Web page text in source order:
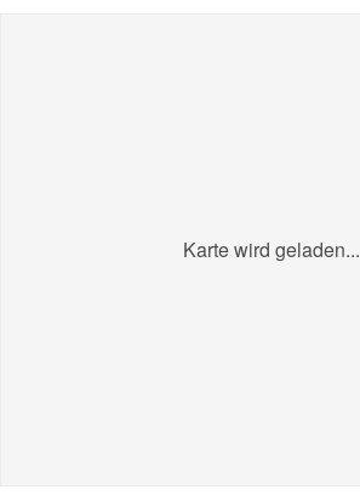
Karte wird geladen...